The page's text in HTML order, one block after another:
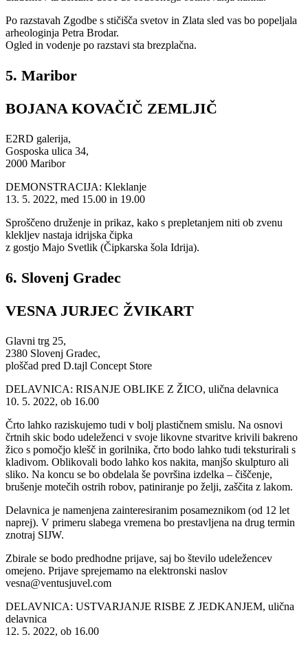
Po razstavah Zgodbe s stičišča svetov in Zlata sled vas bo popeljala
arheologinja Petra Brodar.
Ogled in vodenje po razstavi sta brezplačna.
5. Maribor
BOJANA KOVAČIČ ZEMLJIČ
E2RD galerija,
Gosposka ulica 34,
2000 Maribor
DEMONSTRACIJA: Kleklanje
13. 5. 2022, med 15.00 in 19.00
Sproščeno druženje in prikaz, kako s prepletanjem niti ob zvenu
klekljev nastaja idrijska čipka
z gostjo Majo Svetlik (Čipkarska šola Idrija).
6. Slovenj Gradec
VESNA JURJEC ŽVIKART
Glavni trg 25,
2380 Slovenj Gradec,
ploščad pred D.tajl Concept Store
DELAVNICA: RISANJE OBLIKE Z ŽICO, ulična delavnica
10. 5. 2022, ob 16.00
Črto lahko raziskujemo tudi v bolj plastičnem smislu. Na osnovi
črtnih skic bodo udeleženci v svoje likovne stvaritve krivili bakreno
žico s pomočjo klešč in gorilnika, črto bodo lahko tudi teksturirali s
kladivom. Oblikovali bodo lahko kos nakita, manjšo skulpturo ali
sliko. Na koncu se bo obdelala še površina izdelka – čiščenje,
brušenje motečih ostrih robov, patiniranje po želji, zaščita z lakom.
Delavnica je namenjena zainteresiranim posameznikom (od 12 let
naprej). V primeru slabega vremena bo prestavljena na drug termin
znotraj SIJW.
Zbirale se bodo predhodne prijave, saj bo število udeležencev
omejeno. Prijave sprejemamo na elektronski naslov
vesna@ventusjuvel.com
DELAVNICA: USTVARJANJE RISBE Z JEDKANJEM, ulična
delavnica
12. 5. 2022, ob 16.00